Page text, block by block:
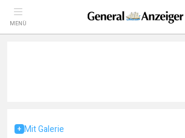
MENÜ
Mit Galerie